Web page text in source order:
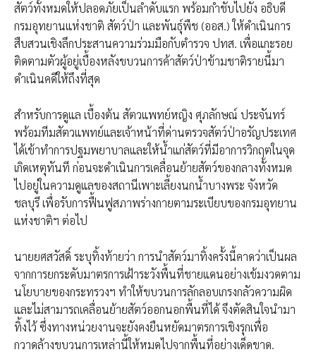
สัตว์ทั้งหมดให้ปลอดภัยเป็นลำดับแรก พร้อมกำชับไปยัง อธิบดี
กรมอุทยานแห่งชาติ สัตว์ป่า และพันธุ์พืช (ออส.) ให้ดำเนินการ
สืบสวนเชิงลึกประสานความร่วมมือกับตำรวจ ปทส. เพื่อแกะรอย
ติดตามตัวผู้อยู่เบื้องหลังขบวนการค้าสัตว์ป่าข้ามชาติรายนี้มา
ดำเนินคดีให้ถึงที่สุด
สำหรับการดูแล เบื้องต้น สัตวแพทย์หญิง ศุภลักษณ์ ประจันทร์
พร้อมทีมสัตวแพทย์และเจ้าหน้าที่ด่านตรวจสัตว์ป่าอรัญประเทศ
ได้เข้าทำการปฐมพยาบาลและให้น้ำแก่สัตว์ที่มีอาการวิกฤตในจุด
เกิดเหตุทันที ก่อนจะดำเนินการเคลื่อนย้ายสัตว์ของกลางทั้งหมด
ไปอยู่ในความดูแลของสถานีเพาะเลี้ยงนกน้ำบางพระ จังหวัด
ชลบุรี เพื่อรับการฟื้นฟูสภาพร่างกายตามระเบียบของกรมอุทยาน
แห่งชาติฯ ต่อไป
นายยศสวัสดิ์ ระบุทิ้งท้ายว่า การนำสัตว์มาทิ้งครั้งนี้คาดว่าเป็นผล
จากการยกระดับมาตรการเฝ้าระวังพื้นที่ชายแดนอย่างเข้มงวดตาม
นโยบายของกระทรวงฯ ทำให้ขบวนการลักลอบเกรงกลัวความผิด
และไม่สามารถเคลื่อนย้ายสัตว์ออกนอกพื้นที่ได้ จึงตัดสินใจนำมา
ทิ้งไว้ ซึ่งทางหน่วยงานจะยังคงยืนหยัดมาตรการเชิงรุกเพื่อ
กวาดล้างขบวนการเหล่านี้ให้หมดไปจากพื้นที่อย่างเด็ดขาด.